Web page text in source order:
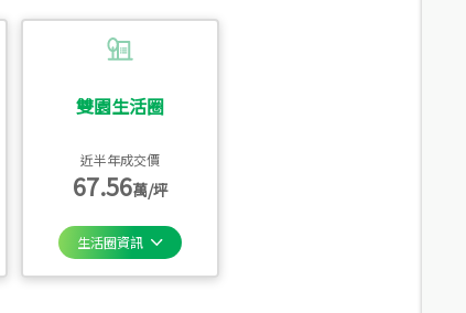
雙園生活圈
近半年成交價
67.56萬/坪
生活圈資訊